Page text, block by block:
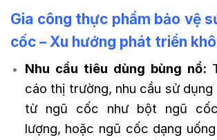
Gia công thực phẩm bảo vệ
cốc – Xu hướng phát triển
Nhu cầu tiêu dùng bùng nổ:
cáo thị trường, nhu cầu sử dụng
từ ngũ cốc như bột ngũ
lượng, hoặc ngũ cốc dạng